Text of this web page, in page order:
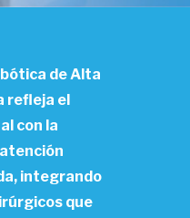
de Alta
refleja el
con la
integrando
que